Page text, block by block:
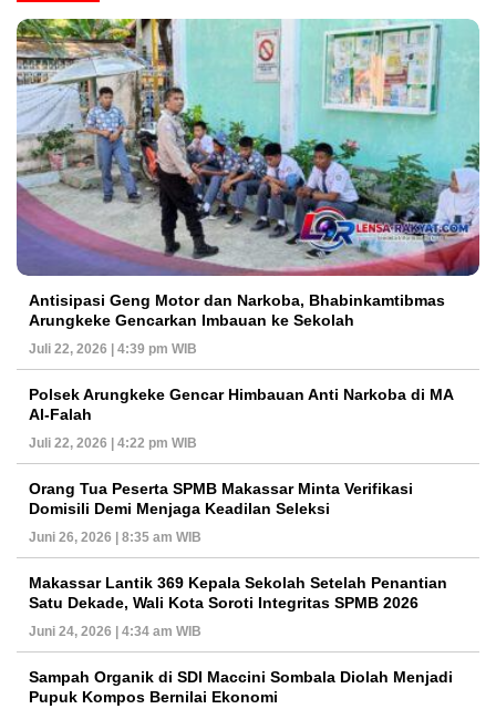
Antisipasi Geng Motor dan Narkoba, Bhabinkamtibmas
Arungkeke Gencarkan Imbauan ke Sekolah
Juli 22, 2026 | 4:39 pm WIB
Polsek Arungkeke Gencar Himbauan Anti Narkoba di MA
Al-Falah
Juli 22, 2026 | 4:22 pm WIB
Orang Tua Peserta SPMB Makassar Minta Verifikasi
Domisili Demi Menjaga Keadilan Seleksi
Juni 26, 2026 | 8:35 am WIB
Makassar Lantik 369 Kepala Sekolah Setelah Penantian
Satu Dekade, Wali Kota Soroti Integritas SPMB 2026
Juni 24, 2026 | 4:34 am WIB
Sampah Organik di SDI Maccini Sombala Diolah Menjadi
Pupuk Kompos Bernilai Ekonomi